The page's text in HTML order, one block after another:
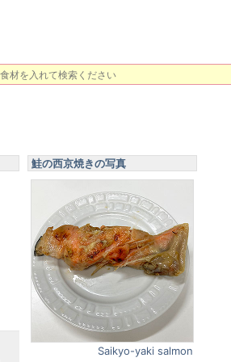
鮭の西京焼きの写真
Saikyo-yaki salmon